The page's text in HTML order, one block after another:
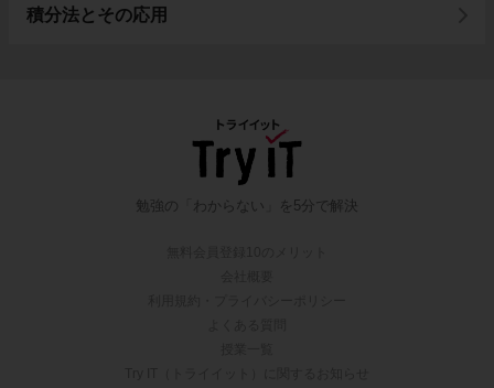
積分法とその応用
勉強の「わからない」を5分で解決